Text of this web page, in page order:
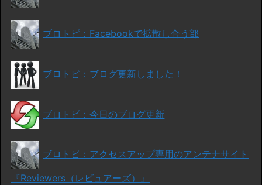
ブロトピ：Facebookで拡散し合う部
ブロトピ：ブログ更新しました！
ブロトピ：今日のブログ更新
ブロトピ：アクセスアップ専用のアンテナサイト
『Reviewers（レビュアーズ）』